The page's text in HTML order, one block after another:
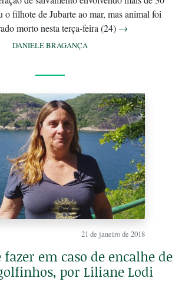
o filhote de Jubarte ao mar, mas animal foi
morto nesta terça-feira (24) →
DANIELE BRAGANÇA
21 de janeiro de 2018
fazer em caso de encalhe de
por Liliane Lodi